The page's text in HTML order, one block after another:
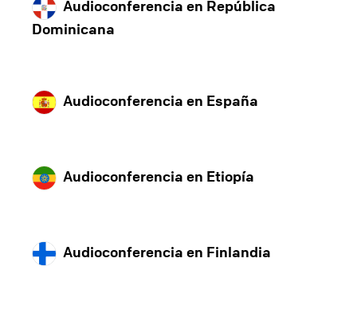
Audioconferencia en República
Dominicana
Audioconferencia en España
Audioconferencia en Etiopía
Audioconferencia en Finlandia